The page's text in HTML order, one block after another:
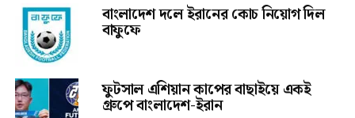
বাংলাদেশ দলে ইরানের কোচ নিয়োগ দিল
বাফুফে
ফুটসাল এশিয়ান কাপের বাছাইয়ে একই
গ্রুপে বাংলাদেশ-ইরান